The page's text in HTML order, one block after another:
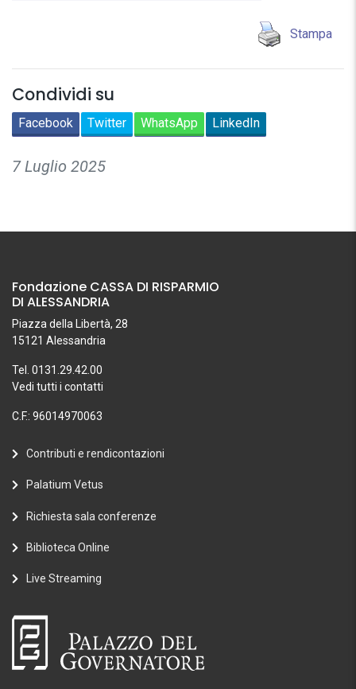
Stampa
Condividi su
Facebook Twitter WhatsApp LinkedIn
7 Luglio 2025
Fondazione CASSA DI RISPARMIO
DI ALESSANDRIA
Piazza della Libertà, 28
15121 Alessandria
Tel. 0131.29.42.00
Vedi tutti i contatti
C.F.: 96014970063
Contributi e rendicontazioni
Palatium Vetus
Richiesta sala conferenze
Biblioteca Online
Live Streaming